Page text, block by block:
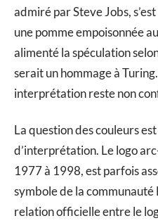
admiré par Steve Jobs,
une pomme empoisonnée
alimenté la spéculation
serait un hommage à
interprétation reste non
La question des couleurs
d’interprétation. Le logo
1977 à 1998, est parfois
symbole de la communauté
relation officielle entre le